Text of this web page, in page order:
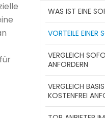
WAS IST EINE
VORTEILE EINER
VERGLEICH
ANFORDERN
VERGLEICH
KOSTENFREI